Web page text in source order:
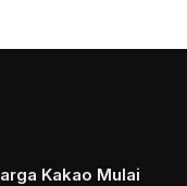
Kakao Mulai